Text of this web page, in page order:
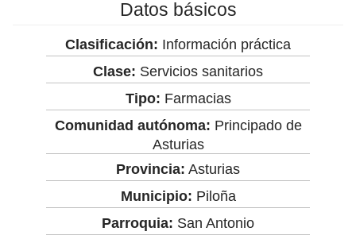
Datos básicos
Clasificación: Información práctica
Clase: Servicios sanitarios
Tipo: Farmacias
Comunidad autónoma: Principado de
Asturias
Provincia: Asturias
Municipio: Piloña
Parroquia: San Antonio